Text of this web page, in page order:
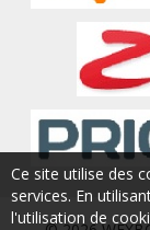
Ce site utilise des
services. En
l'utilisation de